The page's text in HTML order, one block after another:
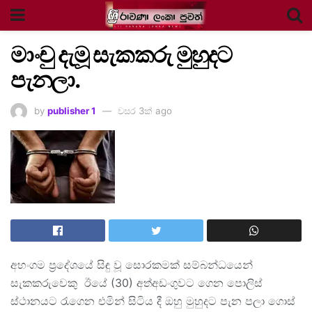
මාංචු දැමූ සැකකරු මුහුදට
පැනලා.
by publisher 1 වසර 3ක් ago
අහංගම ප්‍රදේශයේ සිඳු වූ සොරකමක් සම්බන්ධයෙන්
සැකකරුවෙකු ඊයේ (30) අත්අඩංගුවට ගෙන පොලිස්
ස්ථානයට රැගෙන එමින් සිටිය දී ඔහු මුහුදට පැන පලා ගොස්